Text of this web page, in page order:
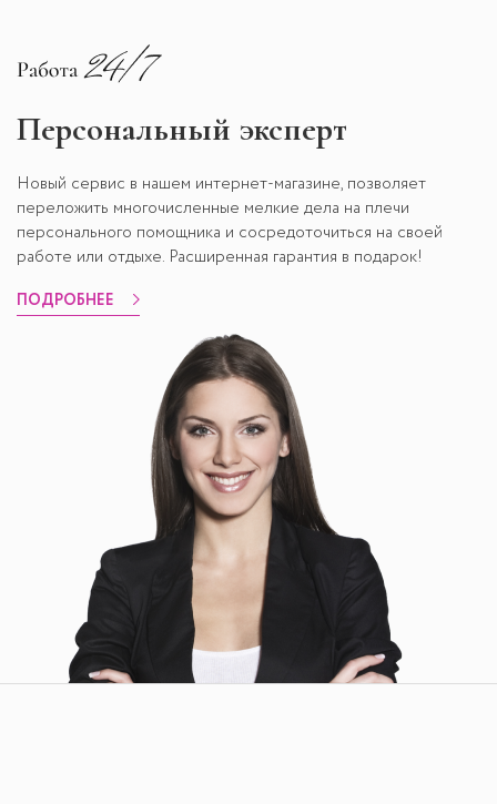
Персональный эксперт
Новый сервис в нашем интернет-магазине, позволяет
переложить многочисленные мелкие дела на плечи
персонального помощника и сосредоточиться на своей
работе или отдыхе. Расширенная гарантия в подарок!
ПОДРОБНЕЕ